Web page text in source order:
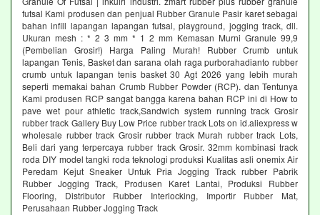
futsal Kami produsen dan penjual Rubber Granule Pasir karet sebagai
bahan infill lapangan lapangan futsal, playground, jogging track, dll.
Ukuran mesh : * 2 3 mm * 1 2 mm Kemasan Murni Granule 99,9
(Pembelian Grosir!) Harga Paling Murah! Rubber Crumb untuk
lapangan Tenis, Basket dan sarana olah raga purborahadianto rubber
crumb untuk lapangan tenis basket 30 Agt 2026 yang lebih murah
seperti memakai bahan Crumb Rubber Powder (RCP). dan Tentunya
Kami produsen RCP sangat bangga karena bahan RCP ini di How to
pave wet pour athletic track,Sandwich system running track Grosir
rubber track Gallery Buy Low Price rubber track Lots on id.aliexpress w
wholesale rubber track Grosir rubber track Murah rubber track Lots,
Beli dari yang terpercaya rubber track Grosir. 32mm kombinasi track
roda DIY model tangki roda teknologi produksi Kualitas asli onemix Air
Peredam Kejut Sneaker Untuk Pria Jogging Track rubber Pabrik
Rubber Jogging Track, Produsen Karet Lantai, Produksi Rubber
Flooring, Distributor Rubber Interlocking, Importir Rubber Mat,
Perusahaan Rubber Jogging Track